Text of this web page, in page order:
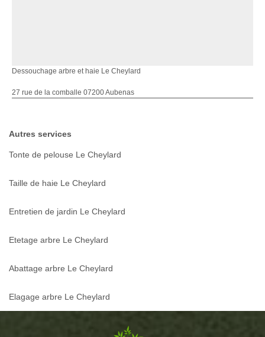
Dessouchage arbre et haie Le Cheylard
27 rue de la comballe 07200 Aubenas
Autres services
Tonte de pelouse Le Cheylard
Taille de haie Le Cheylard
Entretien de jardin Le Cheylard
Etetage arbre Le Cheylard
Abattage arbre Le Cheylard
Elagage arbre Le Cheylard